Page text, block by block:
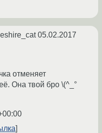
05.02.2017
отменяет
Она твой бро \(^_°